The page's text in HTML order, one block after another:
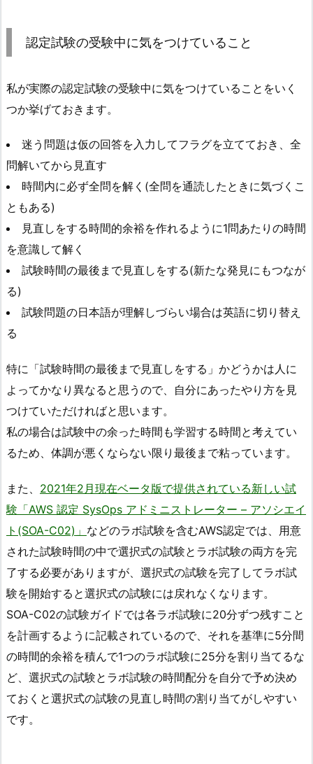
認定試験の受験中に気をつけていること
私が実際の認定試験の受験中に気をつけていることをいく
つか挙げておきます。
迷う問題は仮の回答を入力してフラグを立てておき、全
問解いてから見直す
時間内に必ず全問を解く(全問を通読したときに気づくこ
ともある)
見直しをする時間的余裕を作れるように1問あたりの時間
を意識して解く
試験時間の最後まで見直しをする(新たな発見にもつなが
る)
試験問題の日本語が理解しづらい場合は英語に切り替え
る
特に「試験時間の最後まで見直しをする」かどうかは人に
よってかなり異なると思うので、自分にあったやり方を見
つけていただければと思います。
私の場合は試験中の余った時間も学習する時間と考えてい
るため、体調が悪くならない限り最後まで粘っています。
また、 2021年2月現在ベータ版で提供されている新しい試
験「AWS 認定 SysOps アドミニストレーター – アソシエイ
ト(SOA-C02)」 などのラボ試験を含むAWS認定では、用意
された試験時間の中で選択式の試験とラボ試験の両方を完
了する必要がありますが、選択式の試験を完了してラボ試
験を開始すると選択式の試験には戻れなくなります。
SOA-C02の試験ガイドでは各ラボ試験に20分ずつ残すこと
を計画するように記載されているので、それを基準に5分間
の時間的余裕を積んで1つのラボ試験に25分を割り当てるな
ど、選択式の試験とラボ試験の時間配分を自分で予め決め
ておくと選択式の試験の見直し時間の割り当てがしやすい
です。